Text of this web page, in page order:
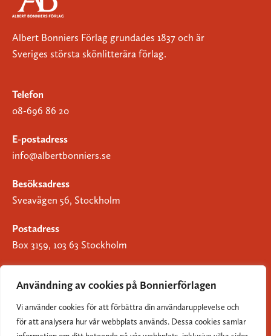
Användning av cookies på Bonnierförlagen
Vi använder cookies för att förbättra din användarupplevelse och
för att analysera hur vår webbplats används. Dessa cookies samlar
Albert Bonniers Förlag grundades 1837 och är
Sveriges största skönlitterära förlag.
Telefon
08-696 86 20
E-postadress
info@albertbonniers.se
Besöksadress
Sveavägen 56, Stockholm
Postadress
Box 3159, 103 63 Stockholm
Om Bonnierförlagen
Cookies